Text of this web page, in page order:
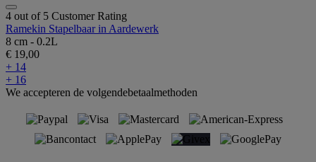
4 out of 5 Customer Rating
Ramekin Stapelbaar in Aardewerk
8 cm - 0.2L
€ 19,00
+ 14
+ 16
We accepteren de volgendebetaalmethoden